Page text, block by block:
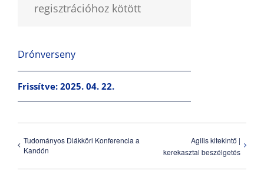
regisztrációhoz kötött
Drónverseny
Frissítve: 2025. 04. 22.
Tudományos Diákköri Konferencia a
Kandón
Agilis kitekintő |
kerekasztal beszélgetés